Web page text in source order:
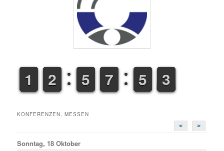
1
1
1
1 1
1
2
2 4
4
5
5 6
6
7
7 4
5
5 3
3
4
KONFERENZEN, MESSEN
<
>
Sonntag, 18 Oktober